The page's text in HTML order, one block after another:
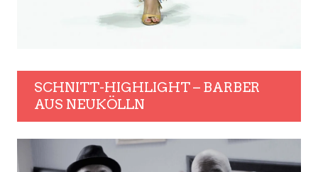
SCHNITT-HIGHLIGHT – BARBER
AUS NEUKÖLLN